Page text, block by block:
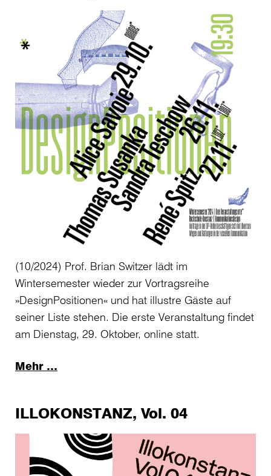
(10/2024) Prof. Brian Switzer lädt im
Wintersemester wieder zur Vortragsreihe
»DesignPositionen« und hat illustre Gäste auf
seiner Liste stehen. Die erste Veranstaltung findet
am Dienstag, 29. Oktober, online statt.
Mehr …
ILLOKONSTANZ, Vol. 04